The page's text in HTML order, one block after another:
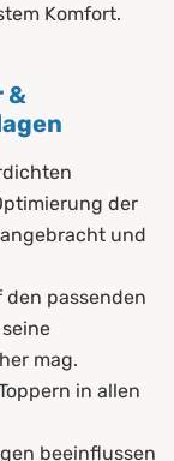
Komfort.
&
der
und
den passenden
mag.
in allen
beeinflussen